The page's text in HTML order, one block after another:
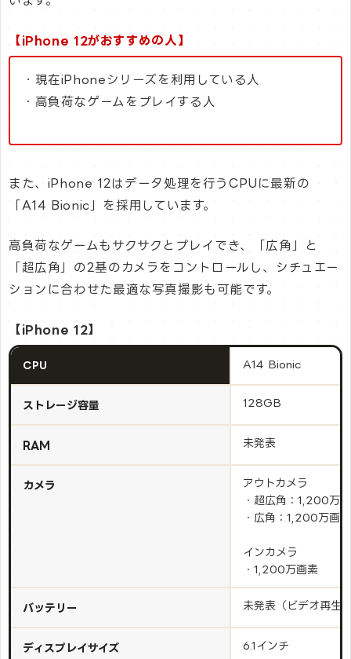
【iPhone 12がおすすめの人】
・現在iPhoneシリーズを利用している人
・高負荷なゲームをプレイする人
また、iPhone 12はデータ処理を行うCPUに最新の
「A14 Bionic」を採用しています。
高負荷なゲームもサクサクとプレイでき、「広角」と
「超広角」の2基のカメラをコントロールし、シチュエー
ションに合わせた最適な写真撮影も可能です。
【iPhone 12】
CPU A14 Bionic
ストレージ容量 128GB
RAM 未発表
カメラ
アウトカメラ
・超広角：1,200万
・広角：1,200万画素
インカメラ
・1,200万画素
バッテリー 未発表（ビデオ再生
ディスプレイサイズ 6.1インチ